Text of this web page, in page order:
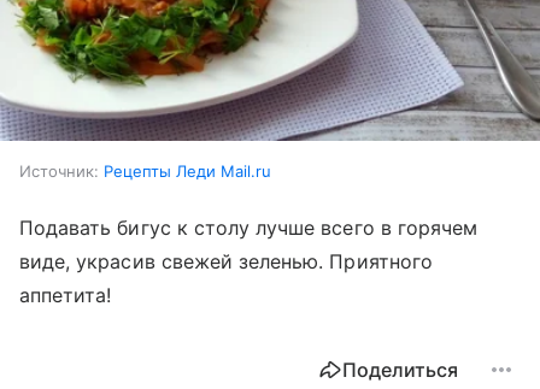
Источник: Рецепты Леди Mail.ru
Подавать бигус к столу лучше всего в горячем
виде, украсив свежей зеленью. Приятного
аппетита!
Поделиться